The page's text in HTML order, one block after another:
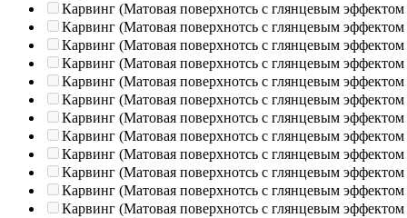
Карвинг (Матовая поверхнотсь с глянцевым эффектом
Карвинг (Матовая поверхнотсь с глянцевым эффектом
Карвинг (Матовая поверхнотсь с глянцевым эффектом
Карвинг (Матовая поверхнотсь с глянцевым эффектом
Карвинг (Матовая поверхнотсь с глянцевым эффектом
Карвинг (Матовая поверхнотсь с глянцевым эффектом
Карвинг (Матовая поверхнотсь с глянцевым эффектом
Карвинг (Матовая поверхнотсь с глянцевым эффектом
Карвинг (Матовая поверхнотсь с глянцевым эффектом
Карвинг (Матовая поверхнотсь с глянцевым эффектом
Карвинг (Матовая поверхнотсь с глянцевым эффектом
Карвинг (Матовая поверхнотсь с глянцевым эффектом